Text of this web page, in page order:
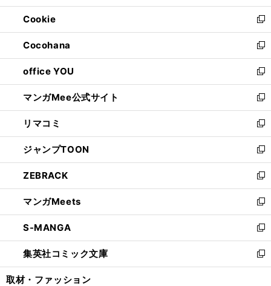
開
く
ウ
で
開
く
ン
ド
ウ
で
開
く
ウ
ィ
ン
ド
ウ
で
開
く
Cookie
新
し
い
ウ
ィ
ン
ド
ウ
で
開
く
Cocohana
新
し
い
ウ
ィ
ン
ド
ウ
で
開
く
office YOU
新
し
い
ウ
ィ
ン
ド
ウ
で
開
く
マンガMee公式サイト
新
し
い
ウ
ィ
ン
ド
ウ
で
開
く
リマコミ
新
し
い
ウ
ィ
ン
ド
ウ
で
開
く
ジャンプTOON
新
し
い
ウ
ィ
ン
ド
ウ
で
開
ZEBRACK
新
し
い
ウ
ィ
ン
ド
ウ
マンガMeets
新
し
い
ウ
ィ
ン
S-MANGA
新
し
い
ウ
集英社コミック文庫
新
し
取材・ファッション